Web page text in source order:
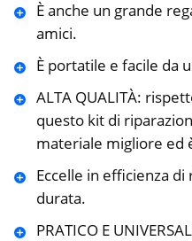
È anche un grande
amici.
È portatile e facile da
ALTA QUALITÀ:
questo kit di
materiale migliore ed
Eccelle in efficienza
durata.
PRATICO E